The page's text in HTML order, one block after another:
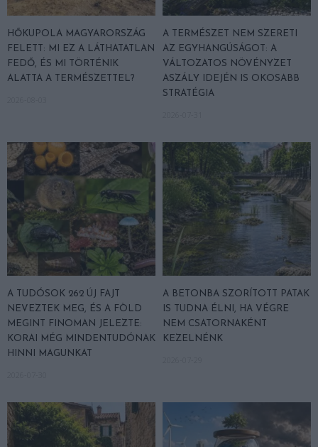
HŐKUPOLA MAGYARORSZÁG
FELETT: MI EZ A LÁTHATATLAN
FEDŐ, ÉS MI TÖRTÉNIK
ALATTA A TERMÉSZETTEL?
A TERMÉSZET NEM SZERETI
AZ EGYHANGÚSÁGOT: A
VÁLTOZATOS NÖVÉNYZET
ASZÁLY IDEJÉN IS OKOSABB
STRATÉGIA
A TUDÓSOK 262 ÚJ FAJT
NEVEZTEK MEG, ÉS A FÖLD
MEGINT FINOMAN JELEZTE:
KORAI MÉG MINDENTUDÓNAK
HINNI MAGUNKAT
A BETONBA SZORÍTOTT PATAK
IS TUDNA ÉLNI, HA VÉGRE
NEM CSATORNAKÉNT
KEZELNÉNK